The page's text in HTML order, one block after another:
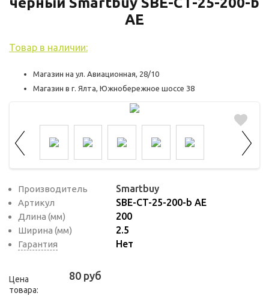
AE
Товар в наличии:
Магазин на ул. Авиационная, 28/10
Магазин в г. Ялта, Южнобережное шоссе 38
Производитель Smartbuy
Артикул SBE-CT-25-200-b AE
Длина (мм) 200
Ширина (мм) 2.5
Гарантия Нет
Цена
товара:
80 руб
пользователей на сайте. Эти файлы cookie
чтобы увеличить его производительность
удобным для пользователей.
Рекламные файлы cookie используются
качества рекламы. Эти файлы cookie
маркетинговых и рекламных материалов
для пользователей сайта.